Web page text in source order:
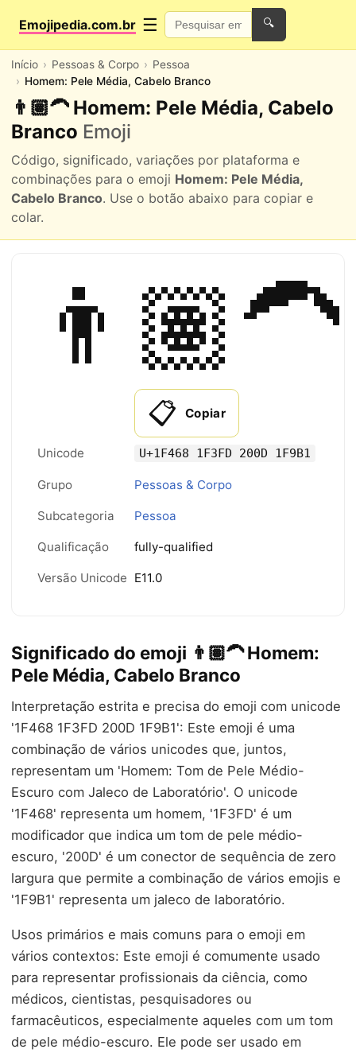
Emojipedia.com.br ☰ 🔍
Início Pessoas & Corpo
Pessoa
Homem: Pele Média, Cabelo Branco
👨🏽‍🦱 Homem: Pele Média, Cabelo
Branco Emoji
Código, significado, variações por plataforma e
combinações para o emoji Homem: Pele Média,
Cabelo Branco. Use o botão abaixo para copiar e
colar.
👨🏽‍🦱
📋 Copiar
Unicode U+1F468 1F3FD 200D 1F9B1
Grupo Pessoas & Corpo
Subcategoria Pessoa
Qualificação fully-qualified
Versão Unicode E11.0
Significado do emoji 👨🏽‍🦱 Homem:
Pele Média, Cabelo Branco
Interpretação estrita e precisa do emoji com unicode
'1F468 1F3FD 200D 1F9B1': Este emoji é uma
combinação de vários unicodes que, juntos,
representam um 'Homem: Tom de Pele Médio-
Escuro com Jaleco de Laboratório'. O unicode
'1F468' representa um homem, '1F3FD' é um
modificador que indica um tom de pele médio-
escuro, '200D' é um conector de sequência de zero
largura que permite a combinação de vários emojis e
'1F9B1' representa um jaleco de laboratório.
Usos primários e mais comuns para o emoji em
vários contextos: Este emoji é comumente usado
para representar profissionais da ciência, como
médicos, cientistas, pesquisadores ou
farmacêuticos, especialmente aqueles com um tom
de pele médio-escuro. Ele pode ser usado em